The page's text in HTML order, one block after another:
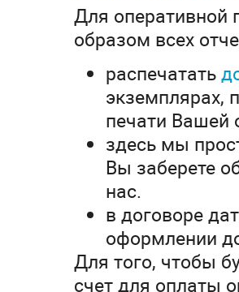
Для
образом всех
распечатать
экземплярах,
печати Вашей
здесь мы
Вы заберете
нас.
в договоре
оформлении
Для того, чтобы
счет для оплаты